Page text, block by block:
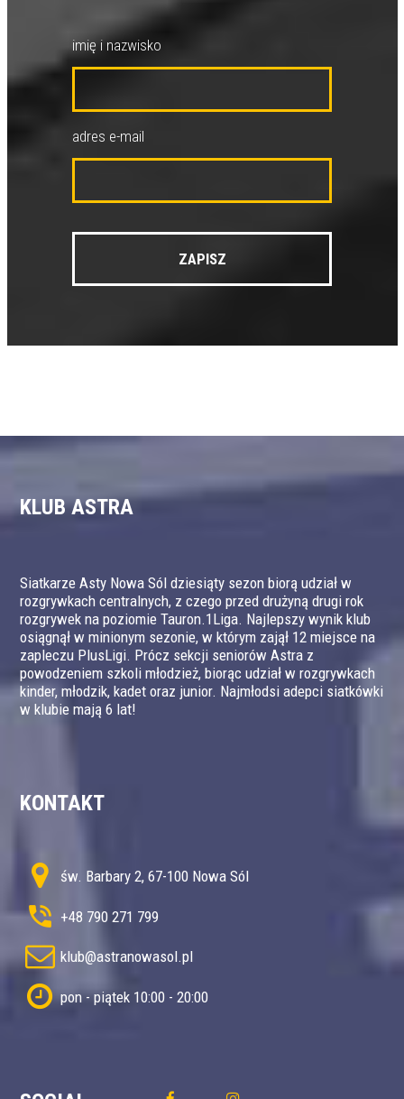
imię i nazwisko
adres e-mail
KLUB ASTRA
Siatkarze Asty Nowa Sól dziesiąty sezon biorą udział w
rozgrywkach centralnych, z czego przed drużyną drugi rok
rozgrywek na poziomie Tauron.1Liga. Najlepszy wynik klub
osiągnął w minionym sezonie, w którym zajął 12 miejsce na
zapleczu PlusLigi. Prócz sekcji seniorów Astra z
powodzeniem szkoli młodzież, biorąc udział w rozgrywkach
kinder, młodzik, kadet oraz junior. Najmłodsi adepci siatkówki
w klubie mają 6 lat!
KONTAKT
św. Barbary 2, 67-100 Nowa Sól
+48 790 271 799
klub@astranowasol.pl
pon - piątek 10:00 - 20:00